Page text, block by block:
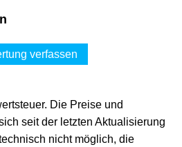
verfassen
Die Preise und
seit der letzten Aktualisierung
nicht möglich, die